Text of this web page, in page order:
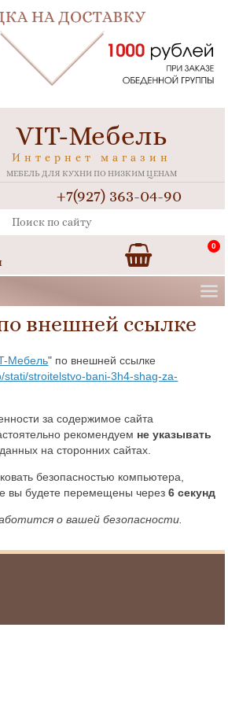
VIT-Мебель
Интернет магазин
МЕБЕЛЬ ДЛЯ КУХНИ ПО НИЗКИМ ЦЕНАМ
+7(927) 363-04-90
0
внешней ссылке
Мебель" по внешней ссылке
stati/stroitelstvo-bani-3h4-shag-za-
за содержимое сайта
рекомендуем не указывать
на сторонних сайтах.
безопасностью компьютера,
вы будете перемещены через5 секунд
о вашей безопасности.